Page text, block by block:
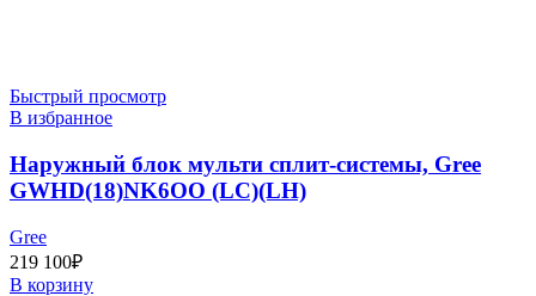
Быстрый просмотр
В избранное
Наружный блок мульти сплит-системы, Gree
GWHD(18)NK6OO (LC)(LH)
Gree
219 100₽
В корзину